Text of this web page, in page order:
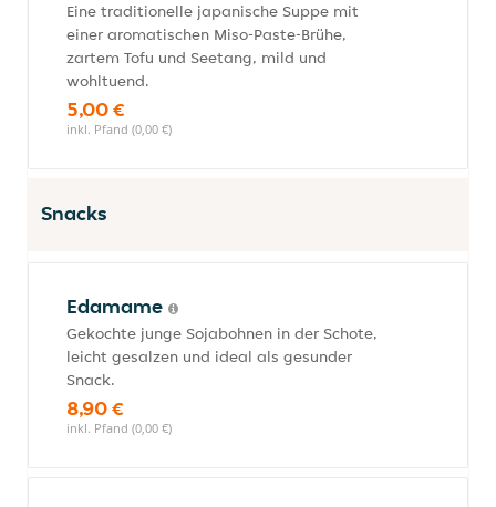
Eine traditionelle japanische Suppe mit
einer aromatischen Miso-Paste-Brühe,
zartem Tofu und Seetang, mild und
wohltuend.
5,00 €
inkl. Pfand (0,00 €)
Snacks
Edamame
Gekochte junge Sojabohnen in der Schote,
leicht gesalzen und ideal als gesunder
Snack.
8,90 €
inkl. Pfand (0,00 €)